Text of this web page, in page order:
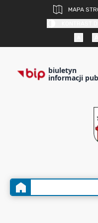
MAPA
biuletyn
informacji